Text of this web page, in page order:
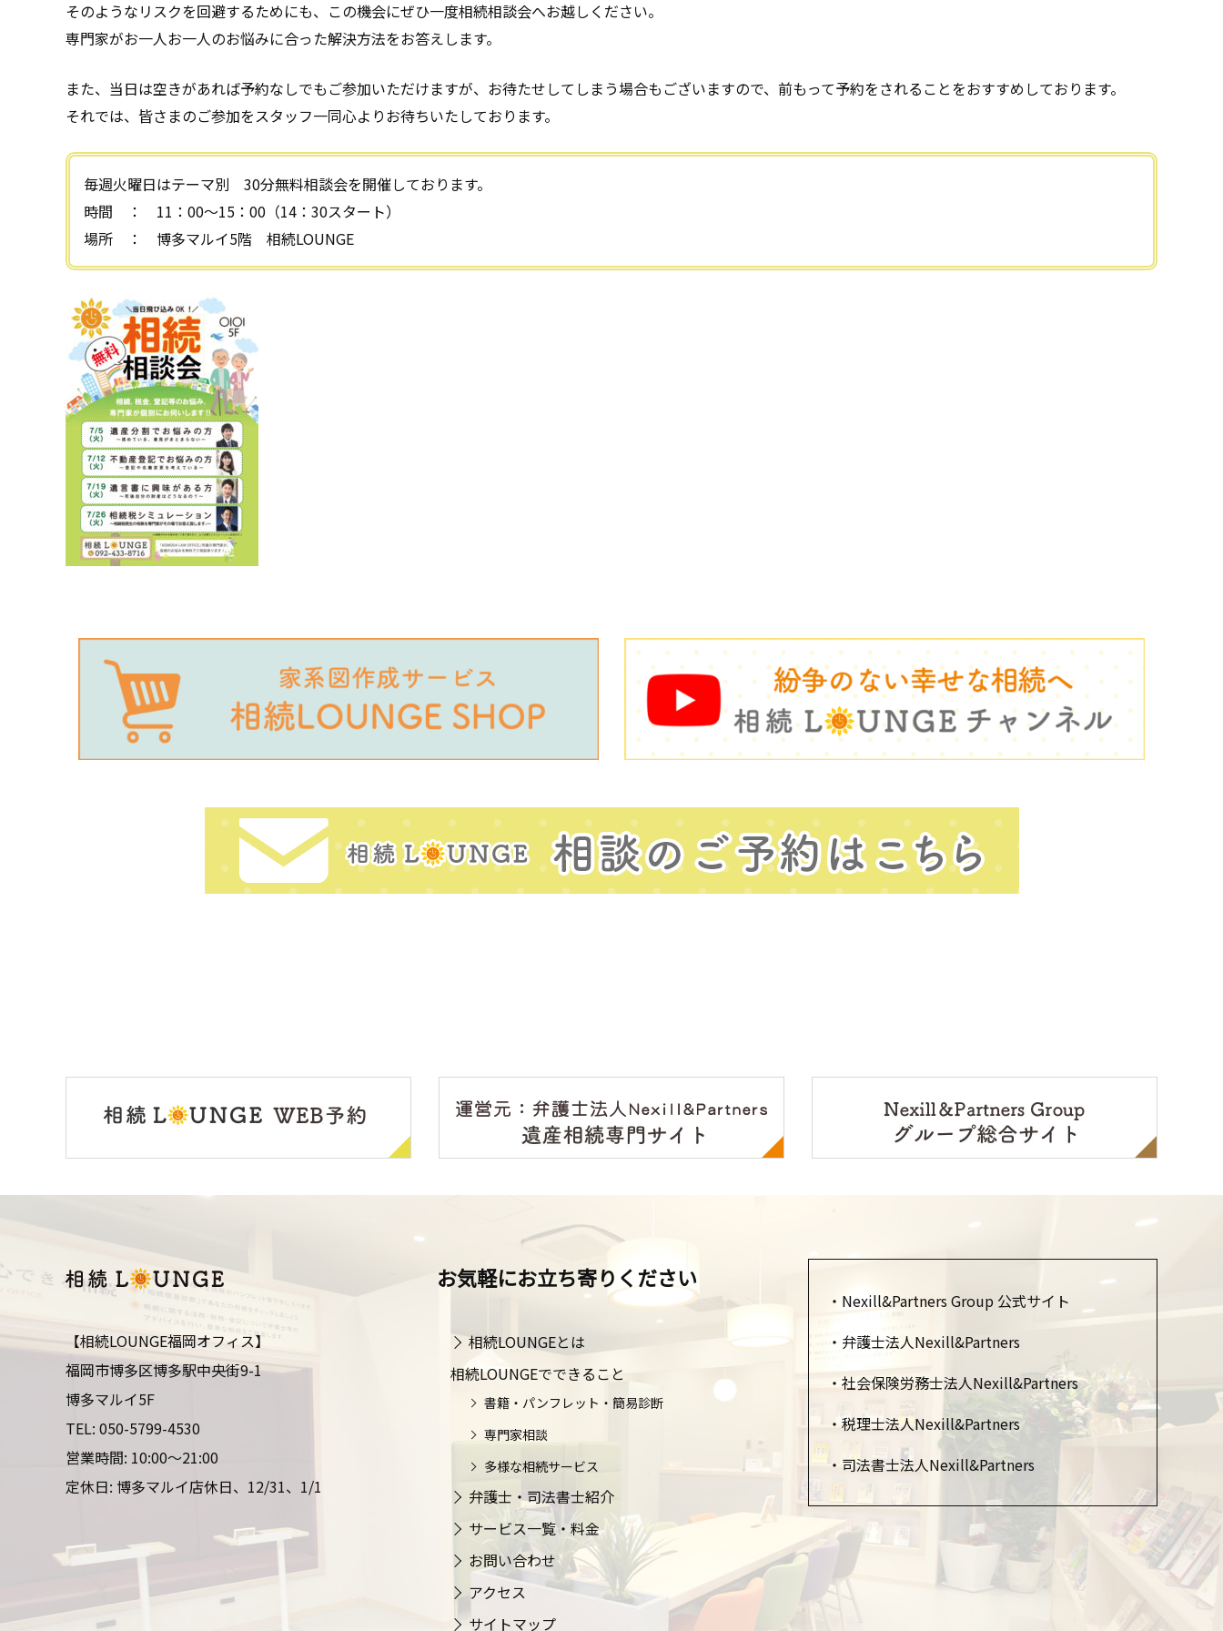
そのようなリスクを回避するためにも、この機会にぜひ一度相続相談会へお越しください。
専門家がお一人お一人のお悩みに合った解決方法をお答えします。
また、当日は空きがあれば予約なしでもご参加いただけますが、お待たせしてしまう場合もございますので、前もって予約をされることをおすすめしております。
それでは、皆さまのご参加をスタッフ一同心よりお待ちいたしております。
毎週火曜日はテーマ別 30分無料相談会を開催しております。
時間 ： 11：00～15：00（14：30スタート）
場所 ： 博多マルイ5階 相続LOUNGE
【相続LOUNGE福岡オフィス】
福岡市博多区博多駅中央街9-1
博多マルイ5F
TEL: 050-5799-4530
営業時間: 10:00～21:00
定休日: 博多マルイ店休日、12/31、1/1
お気軽にお立ち寄りください
相続LOUNGEとは
相続LOUNGEでできること
書籍・パンフレット・簡易診断
専門家相談
多様な相続サービス
弁護士・司法書士紹介
サービス一覧・料金
お問い合わせ
アクセス
サイトマップ
Nexill&Partners Group 公式サイト
弁護士法人Nexill&Partners
社会保険労務士法人Nexill&Partners
税理士法人Nexill&Partners
司法書士法人Nexill&Partners